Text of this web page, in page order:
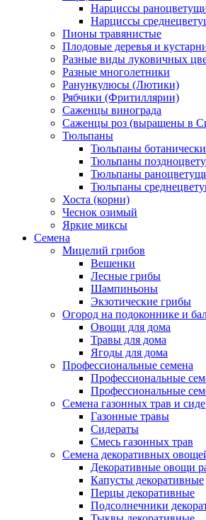
Нарциссы
Нарциссы
Пионы травянистые
Плодовые деревья и
Разные виды луковичных
Разные многолетники
Ранункулюсы (Лютики)
Рябчики (Фритиллярии)
Саженцы винограда
Саженцы роз (выращены в
Тюльпаны
Тюльпаны
Тюльпаны
Тюльпаны
Тюльпаны
Хоста (корни)
Чеснок озимый
Яркие миксы
Семена
Мицелий грибов
Вешенки
Лесные грибы
Шампиньоны
Экзотические грибы
Огород на подоконнике и
Овощи для дома
Травы для дома
Ягоды для дома
Профессиональные семена
Профессиональные
Профессиональные
Семена газонных трав и
Газонные травы
Сидераты
Смесь газонных трав
Семена декоративных
Декоративные овощи
Капусты декоративные
Перцы декоративные
Подсолнечники